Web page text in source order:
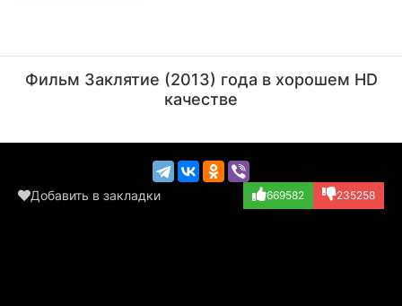
(Father Gordon)
Фильм Заклятие (2013) года в хорошем HD
качестве
Добавить в закладки 669582 235258